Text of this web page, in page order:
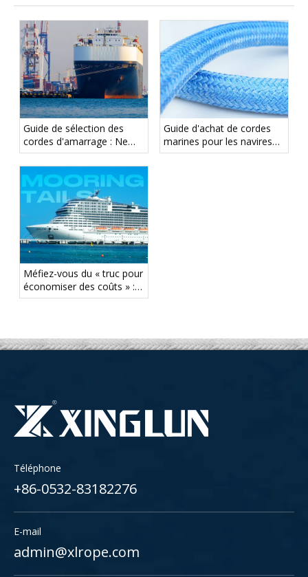
Guide de sélection des
cordes d'amarrage : Ne
vous laissez pas tromper
par le diamètre – Focus
sur le LDBF
Guide d'achat de cordes
marines pour les navires
commerciaux, les bateaux
Méfiez-vous du « truc pour
économiser des coûts » :
une queue d'amarrage plus
sécurité
Téléphone
+86-0532-83182276
E-mail
admin@xlrope.com